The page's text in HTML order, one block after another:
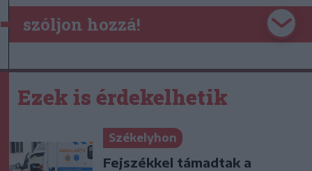
szóljon hozzá!
Ezek is érdekelhetik
Székelyhon
Fejszékkel támadtak a